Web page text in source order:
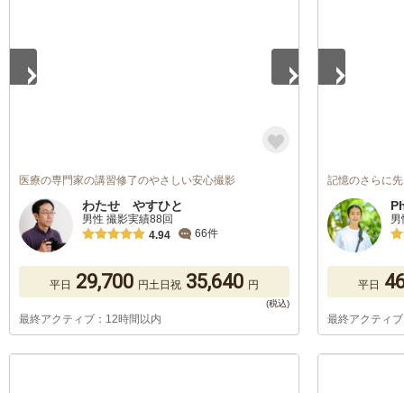
医療の専門家の講習修了のやさしい安心撮影
わたせ やすひと
男性 撮影実績88回
4.94
66件
平日 29,700 円土日祝 35,640 円
最終アクティブ：12時間以内
記憶のさらに
平日
最終アクティ